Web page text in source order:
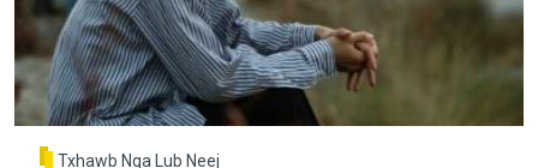
Txhawb Nqa Lub Neej